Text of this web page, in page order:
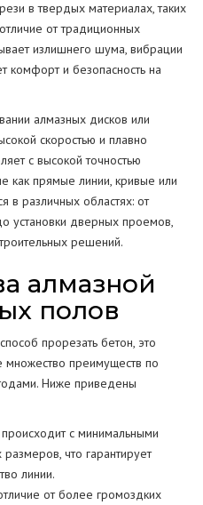
в твердых материалах, таких
от традиционных
излишнего шума, вибрации
комфорт и безопасность на
алмазных дисков или
скоростью и плавно
с высокой точностью
как прямые линии, кривые или
в различных областях: от
установки дверных проемов,
решений.
алмазной
полов
прорезать бетон, это
множество преимуществ по
Ниже приведены
происходит с минимальными
что гарантирует
линии.
от более громоздких